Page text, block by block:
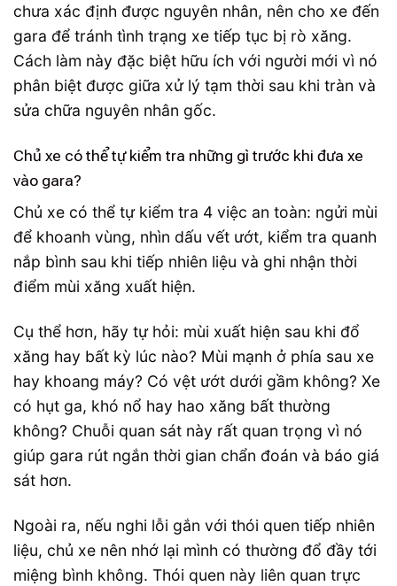
chưa xác định được nguyên nhân, nên cho xe đến
gara để tránh tình trạng xe tiếp tục bị rò xăng.
Cách làm này đặc biệt hữu ích với người mới vì nó
phân biệt được giữa xử lý tạm thời sau khi tràn và
sửa chữa nguyên nhân gốc.
Chủ xe có thể tự kiểm tra những gì trước khi đưa xe
vào gara?
Chủ xe có thể tự kiểm tra 4 việc an toàn: ngửi mùi
để khoanh vùng, nhìn dấu vết ướt, kiểm tra quanh
nắp bình sau khi tiếp nhiên liệu và ghi nhận thời
điểm mùi xăng xuất hiện.
Cụ thể hơn, hãy tự hỏi: mùi xuất hiện sau khi đổ
xăng hay bất kỳ lúc nào? Mùi mạnh ở phía sau xe
hay khoang máy? Có vệt ướt dưới gầm không? Xe
có hụt ga, khó nổ hay hao xăng bất thường
không? Chuỗi quan sát này rất quan trọng vì nó
giúp gara rút ngắn thời gian chẩn đoán và báo giá
sát hơn.
Ngoài ra, nếu nghi lỗi gắn với thói quen tiếp nhiên
liệu, chủ xe nên nhớ lại mình có thường đổ đầy tới
miệng bình không. Thói quen này liên quan trực